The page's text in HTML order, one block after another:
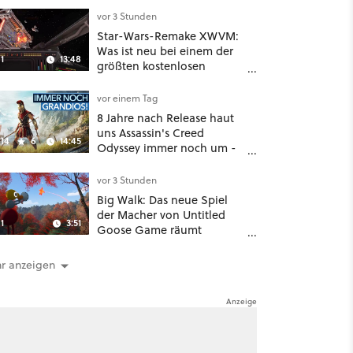
13:48
vor 3 Stunden
Star-Wars-Remake XWVM:
Was ist neu bei einem der
größten kostenlosen
6 14:45
vor einem Tag
8 Jahre nach Release haut
uns Assassin's Creed
Odyssey immer noch um -
3:51
vor 3 Stunden
Big Walk: Das neue Spiel
der Macher von Untitled
Goose Game räumt
anzeigen